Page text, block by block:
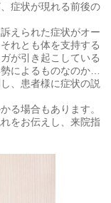
症状が現れる前後の
えられた症状がオー
れとも体を支持する
が引き起こしている
によるものなのか…
、患者様に症状の説
る場合もあります。
をお伝えし、来院指